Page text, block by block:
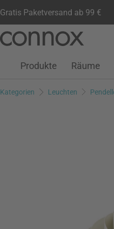
Gratis Paketversand ab 99 €
Kundenkonto
Wunschliste
Warenkorb
Produkte Räume
Kategorien Leuchten